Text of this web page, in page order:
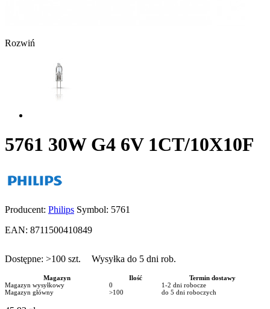
Rozwiń
5761 30W G4 6V 1CT/10X10F
Producent: Philips Symbol: 5761
EAN: 8711500410849
Dostępne: >100 szt. Wysyłka do 5 dni rob.
Magazyn Ilość
Termin dostawy
Magazyn wysyłkowy
0
1-2 dni robocze
Magazyn główny
>100 do 5 dni roboczych